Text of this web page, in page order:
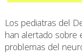
Los pediatras del
han alertado sobre
problemas del